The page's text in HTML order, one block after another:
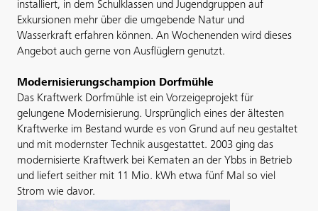
installiert, in dem Schulklassen und Jugendgruppen auf
Exkursionen mehr über die umgebende Natur und
Wasserkraft erfahren können. An Wochenenden wird dieses
Angebot auch gerne von Ausflüglern genutzt.
Modernisierungschampion Dorfmühle
Das Kraftwerk Dorfmühle ist ein Vorzeigeprojekt für
gelungene Modernisierung. Ursprünglich eines der ältesten
Kraftwerke im Bestand wurde es von Grund auf neu gestaltet
und mit modernster Technik ausgestattet. 2003 ging das
modernisierte Kraftwerk bei Kematen an der Ybbs in Betrieb
und liefert seither mit 11 Mio. kWh etwa fünf Mal so viel
Strom wie davor.